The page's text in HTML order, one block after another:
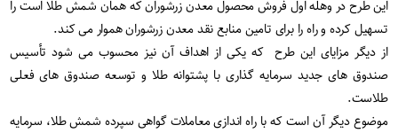
این طرح در وهله اول فروش محصول معدن زرشوران که همان شمش طلا است را
تسهیل کرده و راه را برای تامین منابع نقد معدن زرشوران هموار می کند.
از دیگر مزایای این طرح که یکی از اهداف آن نیز محسوب می شود تأسیس
صندوق های جدید سرمایه گذاری با پشتوانه طلا و توسعه صندوق های فعلی
طلاست.
موضوع دیگر آن است که با راه اندازی معاملات گواهی سپرده شمش طلا، سرمایه